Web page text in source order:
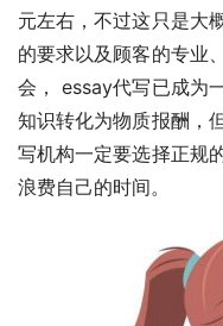
元左右，不过这只是大
的要求以及顾客的专业
会， essay代写已成为
知识转化为物质报酬，
写机构一定要选择正规
浪费自己的时间。